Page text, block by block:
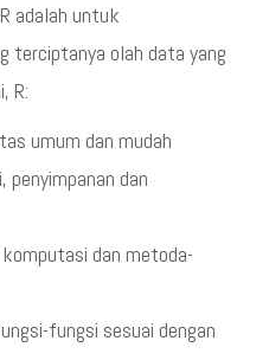
adalah untuk
terciptanya olah data yang
R:
umum dan mudah
penyimpanan dan
dan metoda-
fungsi sesuai dengan